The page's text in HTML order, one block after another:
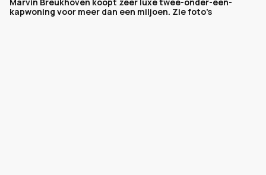
kapwoning voor meer dan een miljoen. Zie foto’s